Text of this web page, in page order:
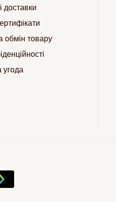
доставки
обмін товару
угода